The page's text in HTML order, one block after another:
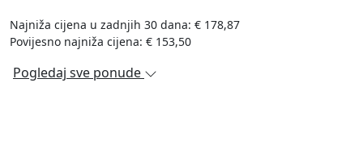
Najniža cijena u zadnjih 30 dana: € 178,87
Povijesno najniža cijena: € 153,50
Pogledaj sve ponude